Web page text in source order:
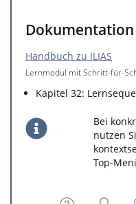
Dokumentation
Handbuch zu ILIAS
Lernmodul mit Schritt-für-
Kapitel 32:
Bei
nutzen
Top-